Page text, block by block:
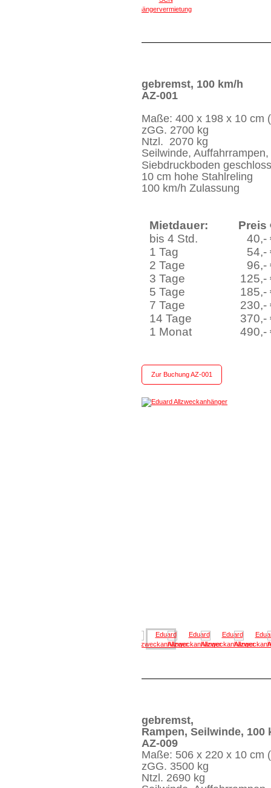
gebremst, 100 km/h
AZ-001
Maße: 400 x 198 x 10 cm
zGG. 2700 kg
Ntzl. 2070 kg
Seilwinde, Auffahrrampen,
Siebdruckboden
10 cm hohe Stahlreling
100 km/h Zulassung
Mietdauer:
bis 4 Std.
1 Tag
2 Tage
3 Tage
5 Tage
7 Tage
14 Tage
1 Monat
Preis
40,-
54,-
96,-
125,-
185,-
230,-
370,-
490,-
Zur Buchung AZ-001
gebremst,
Rampen, Seilwinde, 100
AZ-009
Maße: 506 x 220 x 10 cm
zGG. 3500 kg
Ntzl. 2690 kg